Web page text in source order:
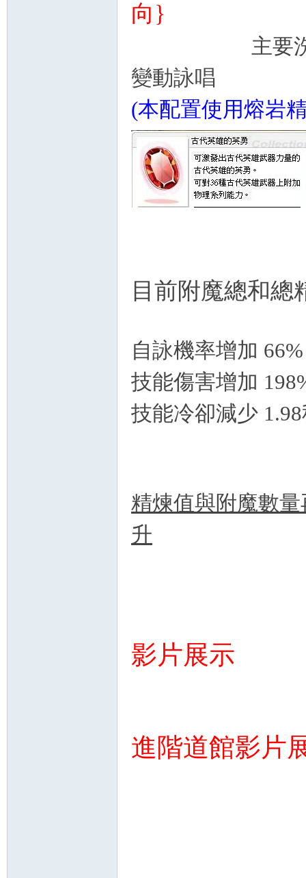
向}
主要洗DEF(
變動詠唱
(本配置使用熔岩
目前附魔總和總
自詠機率增加 66%
技能傷害增加
技能冷卻減少
精煉值與附魔數
升
影片展示
進階道館影片